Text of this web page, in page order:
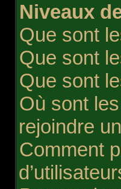
Niveaux
Que sont
Que sont
Que sont
Où sont
rejoindre
Comment